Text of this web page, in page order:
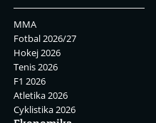
MMA
Fotbal 2026/27
Hokej 2026
Tenis 2026
F1 2026
Atletika 2026
Cyklistika 2026